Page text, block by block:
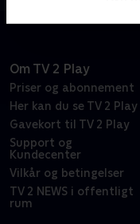
Om TV 2 Play
Priser og abonnement
Her kan du se TV 2 Play
Gavekort til TV 2 Play
Support og
Kundecenter
Vilkår og betingelser
TV 2 NEWS i offentligt
rum